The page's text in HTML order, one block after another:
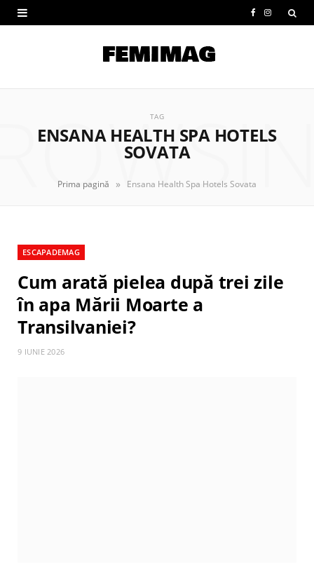
e
o
k
I
t
g
TAG
ENSANA HEALTH SPA HOTELS
SOVATA
Prima pagină » Ensana Health Spa Hotels Sovata
ESCAPADEMAG
Cum arată pielea după trei zile
în apa Mării Moarte a
Transilvaniei?
9 IUNIE 2026